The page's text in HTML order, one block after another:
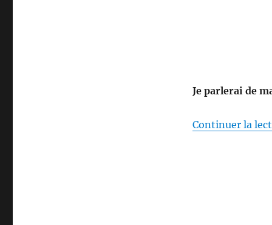
Je parlerai de
Continuer la